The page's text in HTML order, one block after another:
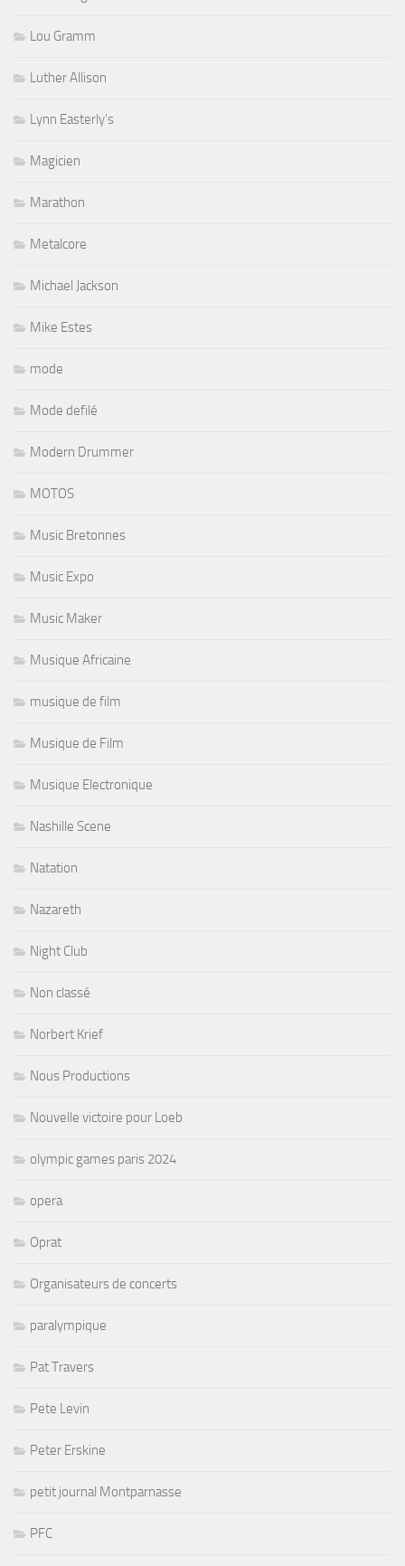
Lou Gramm
Luther Allison
Lynn Easterly's
Magicien
Marathon
Metalcore
Michael Jackson
Mike Estes
mode
Mode defilé
Modern Drummer
MOTOS
Music Bretonnes
Music Expo
Music Maker
Musique Africaine
musique de film
Musique de Film
Musique Electronique
Nashille Scene
Natation
Nazareth
Night Club
Non classé
Norbert Krief
Nous Productions
Nouvelle victoire pour Loeb
olympic games paris 2024
opera
Oprat
Organisateurs de concerts
paralympique
Pat Travers
Pete Levin
Peter Erskine
petit journal Montparnasse
PFC